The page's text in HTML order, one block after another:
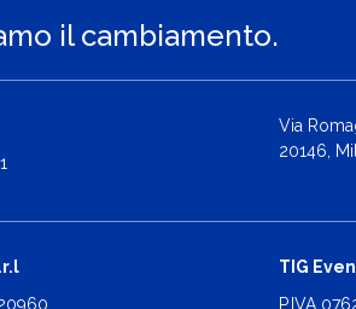
il cambiamento.
Via
20146,
TIG
P.IVA